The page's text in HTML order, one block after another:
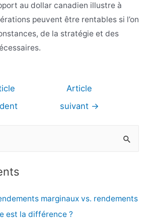
au dollar canadien illustre à
peuvent être rentables si l’on
de la stratégie et des
Article
suivant →
marginaux vs. rendements
est la différence ?